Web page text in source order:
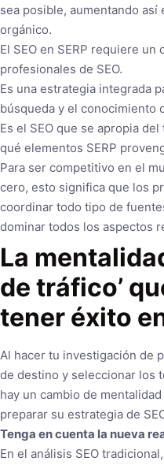
sea posible, aumentando así
orgánico.
El SEO en SERP requiere
profesionales de SEO.
Es una estrategia integrada
búsqueda y el conocimiento
Es el SEO que se apropia
qué elementos SERP
Para ser competitivo en el
cero, esto significa que los
coordinar todo tipo de
dominar todos los aspectos
La
de tráfico’
tener éxito
Al hacer tu investigación de
de destino y seleccionar los
hay un cambio de
preparar su estrategia de
Tenga en cuenta la nueva
En el análisis SEO